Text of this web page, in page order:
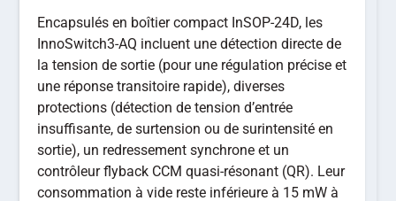
Encapsulés en boîtier compact InSOP-24D, les
InnoSwitch3-AQ incluent une détection directe de
la tension de sortie (pour une régulation précise et
une réponse transitoire rapide), diverses
protections (détection de tension d’entrée
insuffisante, de surtension ou de surintensité en
sortie), un redressement synchrone et un
contrôleur flyback CCM quasi-résonant (QR). Leur
consommation à vide reste inférieure à 15 mW à